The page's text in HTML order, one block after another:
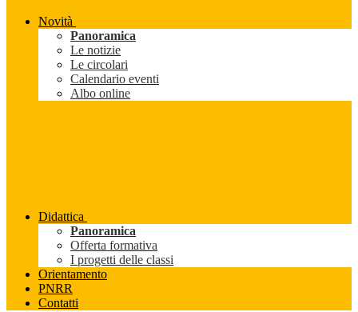
Novità
Panoramica
Le notizie
Le circolari
Calendario eventi
Albo online
Didattica
Panoramica
Offerta formativa
I progetti delle classi
Orientamento
PNRR
Contatti